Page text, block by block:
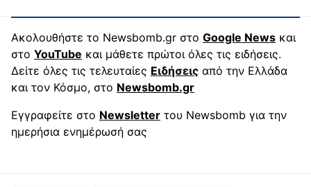
Ακολουθήστε το Newsbomb.gr στο Google News και
στο YouTube και μάθετε πρώτοι όλες τις ειδήσεις.
Δείτε όλες τις τελευταίες Ειδήσεις από την Ελλάδα
και τον Κόσμο, στο Newsbomb.gr
Εγγραφείτε στο Newsletter του Newsbomb για την
ημερήσια ενημέρωσή σας